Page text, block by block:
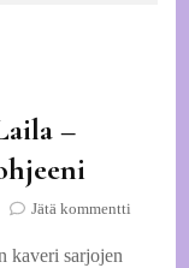
–
Jätä kommentti
kaveri sarjojen